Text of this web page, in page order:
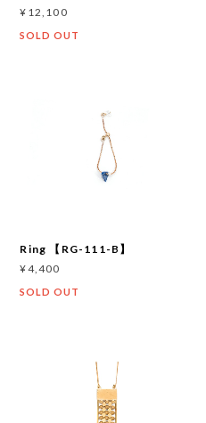
¥12,100
SOLD OUT
Ring 【RG-111-B】
¥4,400
SOLD OUT